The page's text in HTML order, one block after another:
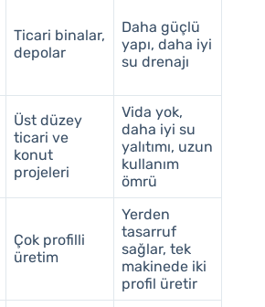
Ticari binalar,
depolar
Daha güçlü
yapı, daha iyi
su drenajı
Üst düzey
ticari ve
konut
projeleri
Vida yok,
daha iyi su
yalıtımı, uzun
kullanım
ömrü
Çok profilli
üretim
Yerden
tasarruf
sağlar, tek
makinede iki
profil üretir